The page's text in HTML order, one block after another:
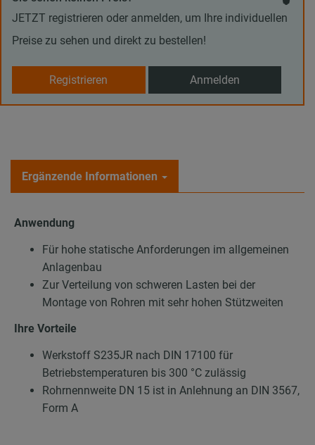
JETZT registrieren oder anmelden, um Ihre individuellen
Preise zu sehen und direkt zu bestellen!
Registrieren Anmelden
Ergänzende Informationen
Anwendung
Für hohe statische Anforderungen im allgemeinen
Anlagenbau
Zur Verteilung von schweren Lasten bei der
Montage von Rohren mit sehr hohen Stützweiten
Ihre Vorteile
Werkstoff S235JR nach DIN 17100 für
Betriebstemperaturen bis 300 °C zulässig
Rohrnennweite DN 15 ist in Anlehnung an DIN 3567,
Form A